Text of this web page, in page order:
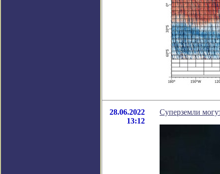
28.06.2022
13:12
Суперземли